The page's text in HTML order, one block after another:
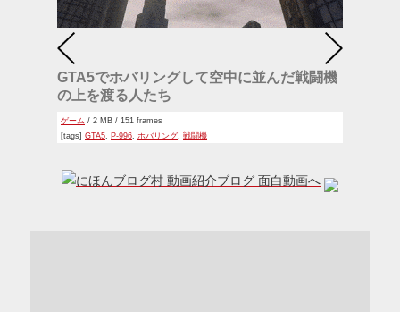
GTA5でホバリングして空中に並んだ戦闘機
の上を渡る人たち
ゲーム / 2 MB / 151 frames
[tags] GTA5 P-996 ホバリング 戦闘機